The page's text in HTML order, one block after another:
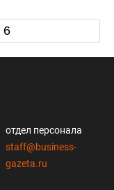
6
отдел персонала
staff@business-
gazeta.ru